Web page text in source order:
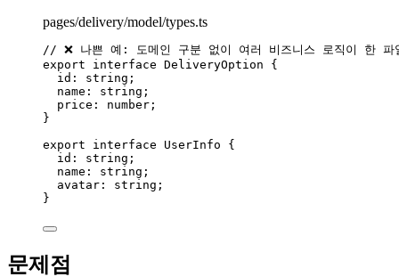
pages/delivery/model/types.ts
// ❌ 나쁜 예: 도메인 구분 없이 여러 비즈니스 로직이 한 파
export
interface DeliveryOption {
id : string ;
name : string ;
price : number ;
}
export
interface UserInfo {
id : string ;
name : string ;
avatar : string ;
}
문제점